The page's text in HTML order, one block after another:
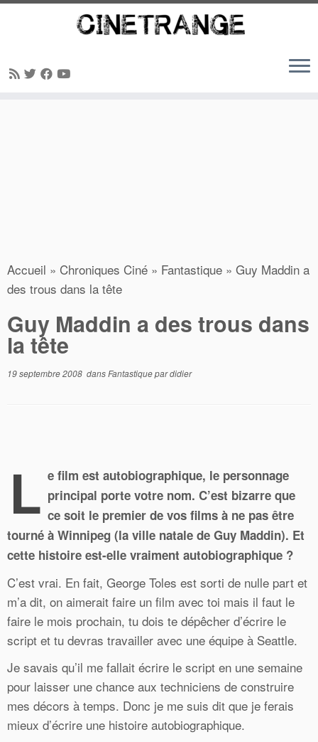
Accueil » Chroniques Ciné » Fantastique » Guy Maddin a
des trous dans la tête
Guy Maddin a des trous dans
la tête
19 septembre 2008 dansFantastiquepardidier
L e film est autobiographique, le personnage
principal porte votre nom. C’est bizarre que
ce soit le premier de vos films à ne pas être
tourné à Winnipeg (la ville natale de Guy Maddin). Et
cette histoire est-elle vraiment autobiographique ?
C’est vrai. En fait, George Toles est sorti de nulle part et
m’a dit, on aimerait faire un film avec toi mais il faut le
faire le mois prochain, tu dois te dépêcher d’écrire le
script et tu devras travailler avec une équipe à Seattle.
Je savais qu’il me fallait écrire le script en une semaine
pour laisser une chance aux techniciens de construire
mes décors à temps. Donc je me suis dit que je ferais
mieux d’écrire une histoire autobiographique.